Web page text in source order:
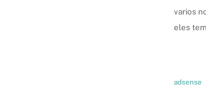
varios
eles
adsense